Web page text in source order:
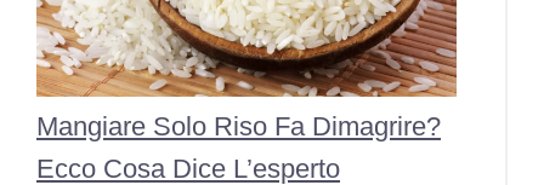
Mangiare Solo Riso Fa Dimagrire?
Ecco Cosa Dice L’esperto